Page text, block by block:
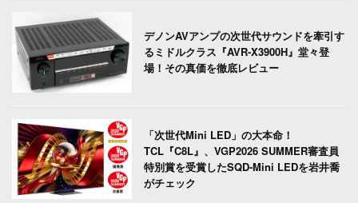
デノンAVアンプの次世代サウンドを牽引す
るミドルクラス『AVR-X3900H』堂々登
場！その真価を徹底レビュー
「次世代Mini LED」の大本命！
TCL『C8L』、VGP2026 SUMMER審査員
特別賞を受賞したSQD-Mini LEDを岩井喬
がチェック